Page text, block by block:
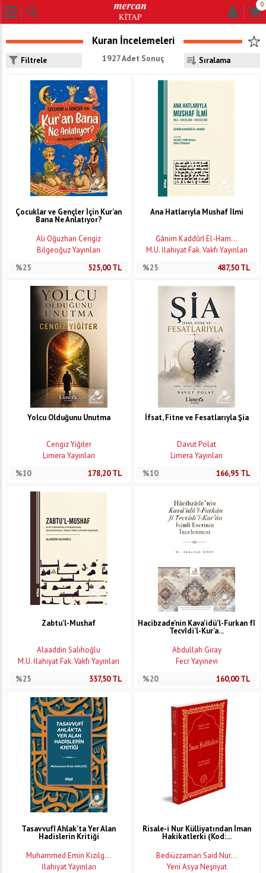
0
Kuran İncelemeleri
Filtrele 1927 Adet Sonuç
Çocuklar ve Gençler İçin Kur'an
Bana Ne Anlatıyor?
Ali Oğuzhan Cengiz
Bilgeoğuz Yayınları
%25
525,00TL
Ana Hatlarıyla Mushaf İlmi
Ğânim Kaddûrî El-Ham...
M.Ü. İlahiyat Fak. Vakfı Yayınları
%25
487,50TL
Yolcu Olduğunu Unutma
Cengiz Yiğiter
Limera Yayınları
%10
178,20TL
İfsat, Fitne ve Fesatlarıyla Şia
Davut Polat
Limera Yayınları
%10
166,95 TL
Zabtu'l-Mushaf
Alaaddin Salihoğlu
M.Ü. İlahiyat Fak. Vakfı Yayınları
%25
337,50TL
Hacibzade'nin Kava'idü'l-Furkan fî
Tecvîdi'l-Kur'a...
Abdullah Giray
Fecr Yayınevi
%20
160,00TL
Tasavvufî Ahlak'ta Yer Alan
Hadislerin Kritiği
Muhammed Emin Kızılg...
İlahiyat Yayınları
Risale-i Nur Külliyatından İman
Hakikatlerki (Kod:...
Bediüzzaman Said Nur...
Yeni Asya Neşriyat